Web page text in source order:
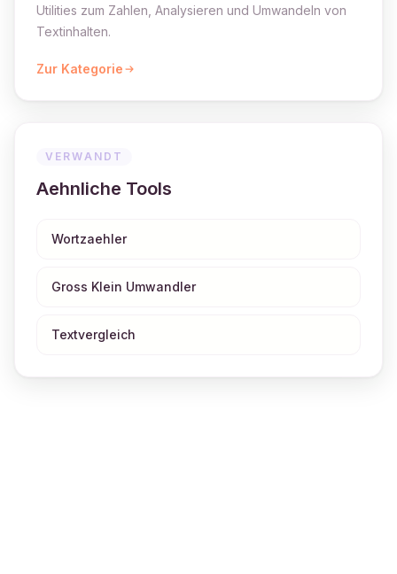
Utilities zum Zahlen, Analysieren und Umwandeln von
Textinhalten.
Zur Kategorie
VERWANDT
Aehnliche Tools
Wortzaehler
Gross Klein Umwandler
Textvergleich